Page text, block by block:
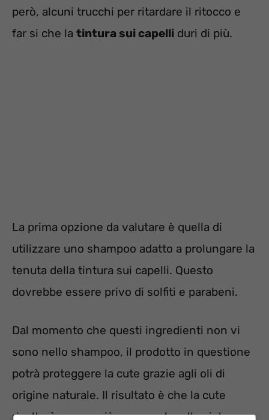
però, alcuni trucchi per ritardare il ritocco e
far si che la tintura sui capelli duri di più.
La prima opzione da valutare è quella di
utilizzare uno shampoo adatto a prolungare la
tenuta della tintura sui capelli. Questo
dovrebbe essere privo di solfiti e parabeni.
Dal momento che questi ingredienti non vi
sono nello shampoo, il prodotto in questione
potrà proteggere la cute grazie agli oli di
origine naturale. Il risultato è che la cute
risulterà essere più sana anche alla vista.